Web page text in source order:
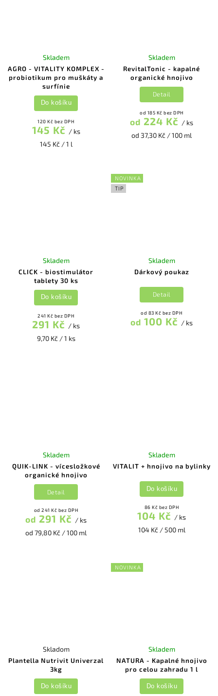
AGRO - VITALITY KOMPLEX -
probiotikum pro muškáty a
surfínie
Skladem
120 Kč bez DPH
145 Kč / ks
145 Kč / 1 l
Do košíku
RevitalTonic - kapalné
organické hnojivo
Skladem
od 185 Kč bez DPH
od 224 Kč / ks
od 37,30 Kč / 100 ml
Detail
CLICK - biostimulátor
tablety 30 ks
Skladem
241 Kč bez DPH
291 Kč / ks
9,70 Kč / 1 ks
Do košíku
NOVINKA
TIP
Dárkový poukaz
Skladem
od 83 Kč bez DPH
od 100 Kč / ks
Detail
QUIK-LINK - vícesložkové
organické hnojivo
Skladem
od 241 Kč bez DPH
od 291 Kč / ks
od 79,80 Kč / 100 ml
Detail
VITALIT + hnojivo na bylinky
Skladem
86 Kč bez DPH
104 Kč / ks
104 Kč / 500 ml
Do košíku
Plantella Nutrivit Univerzal
3kg
Skladom
Do košíku
NOVINKA
NATURA - Kapalné hnojivo
pro celou zahradu 1 l
Skladem
Do košíku